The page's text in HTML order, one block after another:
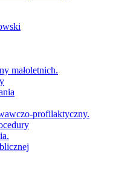
małoletnich.
profilaktyczny.